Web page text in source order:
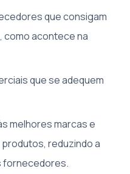
que consigam
como acontece na
que se adequem
melhores marcas e
reduzindo a
fornecedores.